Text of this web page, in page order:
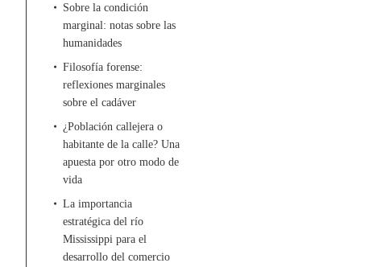
Sobre la condición
marginal: notas sobre las
humanidades
Filosofía forense:
reflexiones marginales
sobre el cadáver
¿Población callejera o
habitante de la calle? Una
apuesta por otro modo de
vida
La importancia
estratégica del río
Mississippi para el
desarrollo del comercio